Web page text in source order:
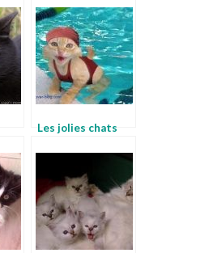
Les jolies chats